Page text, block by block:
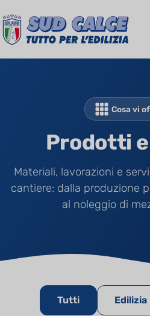
Cosa vi
Prodotti e
Materiali, lavorazioni e
cantiere: dalla produzione
al noleggio di
Tutti Edilizia